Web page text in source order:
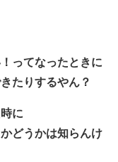
ってなったときに
たりするやん？
に
どうかは知らんけ